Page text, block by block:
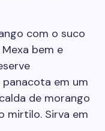
com o suco
bem e
em um
de morango
mirtilo. Sirva em